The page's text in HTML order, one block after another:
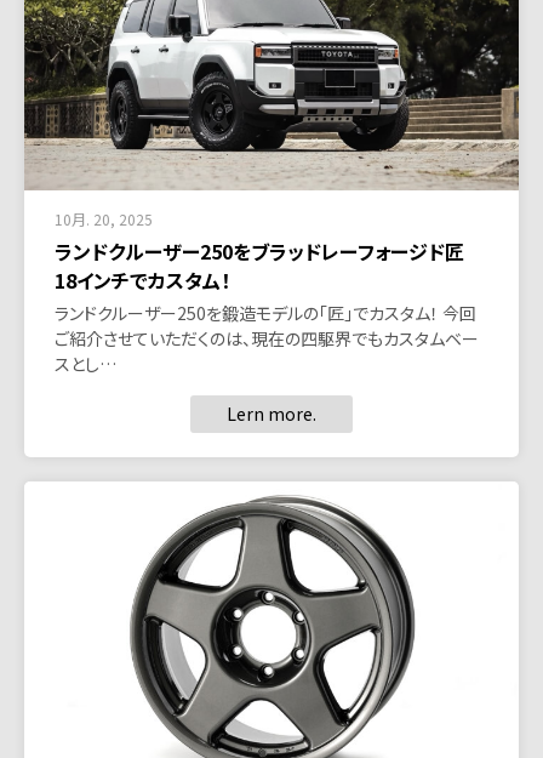
10月. 20, 2025
ランドクルーザー250をブラッドレーフォージド匠
18インチでカスタム！
ランドクルーザー250を鍛造モデルの「匠」でカスタム！ 今回
ご紹介させていただくのは、現在の四駆界でもカスタムベー
スとし…
Lern more.